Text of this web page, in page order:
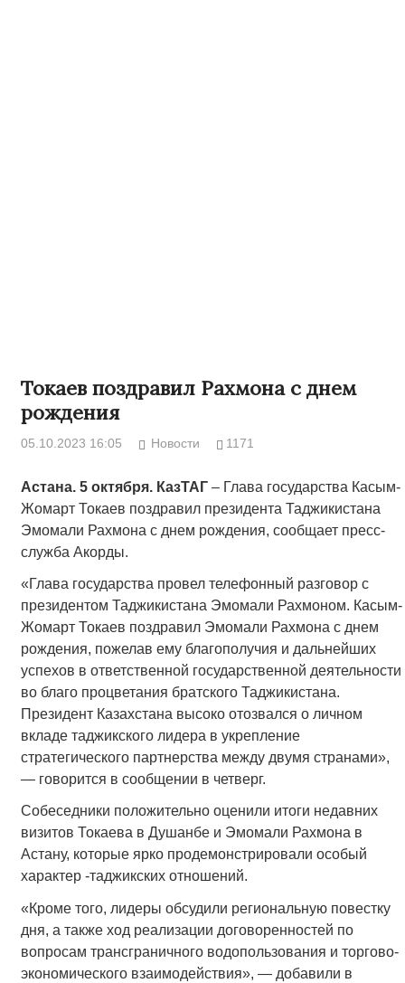
Токаев поздравил Рахмона с днем
рождения
05.10.2023 16:05 Новости 1171
Астана. 5 октября. КазТАГ – Глава государства Касым-
Жомарт Токаев поздравил президента Таджикистана
Эмомали Рахмона с днем рождения, сообщает пресс-
служба Акорды.
«Глава государства провел телефонный разговор с
президентом Таджикистана Эмомали Рахмоном. Касым-
Жомарт Токаев поздравил Эмомали Рахмона с днем
рождения, пожелав ему благополучия и дальнейших
успехов в ответственной государственной деятельности
во благо процветания братского Таджикистана.
Президент Казахстана высоко отозвался о личном
вкладе таджикского лидера в укрепление
стратегического партнерства между двумя странами»,
— говорится в сообщении в четверг.
Собеседники положительно оценили итоги недавних
визитов Токаева в Душанбе и Эмомали Рахмона в
Астану, которые ярко продемонстрировали особый
характер -таджикских отношений.
«Кроме того, лидеры обсудили региональную повестку
дня, а также ход реализации договоренностей по
вопросам трансграничного водопользования и торгово-
экономического взаимодействия», — добавили в